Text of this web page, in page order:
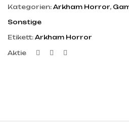
Kategorien: Arkham Horror,
Sonstige
Etikett: Arkham Horror
Aktie Facebook
Twitter